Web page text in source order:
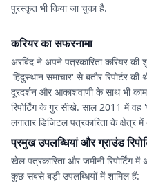
पुरस्कृत भी किया जा चुका है.
करियर का सफरनामा
अरबिंद ने अपने पत्रकारिता करियर की
'हिंदुस्थान समाचार' से बतौर रिपोर्टर
दूरदर्शन और आकाशवाणी के साथ भी
रिपोर्टिंग के गुर सीखे. साल 2011 में
लगातार डिजिटल पत्रकारिता के क्षेत्र
प्रमुख उपलब्धियां और ग्राउंड
खेल पत्रकारिता और जमीनी रिपोर्टिंग
कुछ सबसे बड़ी उपलब्धियों में शामिल हैं: